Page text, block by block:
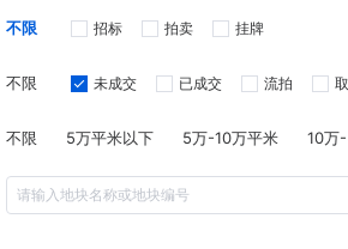
不限 招标 拍卖 挂牌
不限 未成交 已成交 流拍
不限 5万平米以下 5万-10万平米 10万